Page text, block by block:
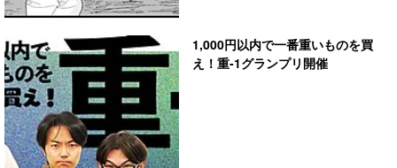
1,000円以内で一番重いものを買
え！重-1グランプリ開催